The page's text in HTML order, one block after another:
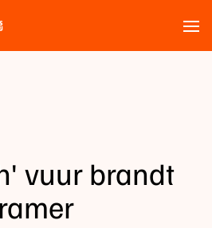
vuur brandt